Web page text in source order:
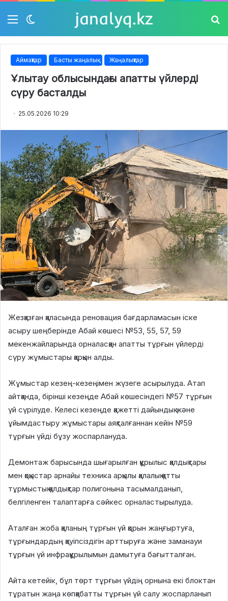
Мәзір
skin
Аймақтар Басты жаңалық Жаңалықтар
Ұлытау облысындағы апатты үйлерді
сүру басталды
25.05.2026 10:29
Жезқазған қаласында реновация бағдарламасын іске
асыру шеңберінде Абай көшесі №53, 55, 57, 59
мекенжайларында орналасқан апатты тұрғын үйлерді
сүру жұмыстары қарқын алды.
Жұмыстар кезең-кезеңімен жүзеге асырылуда. Атап
айтқанда, бірінші кезеңде Абай көшесіндегі №57 тұрғын
үй сүрілуде. Келесі кезеңде қажетті дайындық және
ұйымдастыру жұмыстары аяқталғаннан кейін №59
тұрғын үйді бұзу жоспарлануда.
Демонтаж барысында шығарылған құрылыс қалдықтары
мен қоқыстар арнайы техника арқылы қалалық қатты
тұрмыстық қалдықтар полигонына тасымалданып,
белгіленген талаптарға сәйкес орналастырылуда.
Аталған жоба қаланың тұрғын үй қорын жаңғыртуға,
тұрғындардың қауіпсіздігін арттыруға және заманауи
тұрғын үй инфрақұрылымын дамытуға бағытталған.
Айта кетейік, бұл төрт тұрғын үйдің орнына екі блоктан
тұратын жаңа көпқабатты тұрғын үй салу жоспарланып